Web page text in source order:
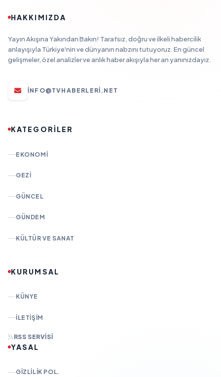
HAKKIMIZDA
Yayın Akışına Yakından Bakın! Tarafsız, doğru ve ilkeli habercilik
anlayışıyla Türkiye'nin ve dünyanın nabzını tutuyoruz. En güncel
gelişmeler, özel analizler ve anlık haber akışıyla her an yanınızdayız.
INFO@TVHABERLERI.NET
KATEGORİLER
EKONOMI
GEZI
GÜNCEL
GÜNDEM
KÜLTÜR VE SANAT
KURUMSAL
KÜNYE
İLETIŞIM
RSS SERVISI
YASAL
GIZLILIK POL.